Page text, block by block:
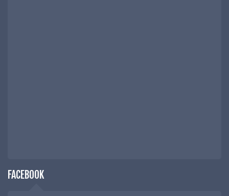
FACEBOOK